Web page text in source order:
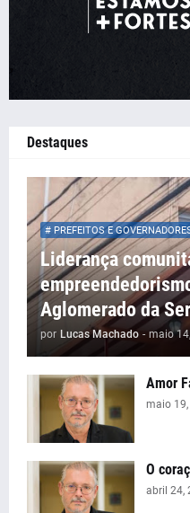
Destaques
# PREFEITOS E
Liderança
Aglomerado da
por Lucas Machado - maio
Amor
maio
O
abril 24,